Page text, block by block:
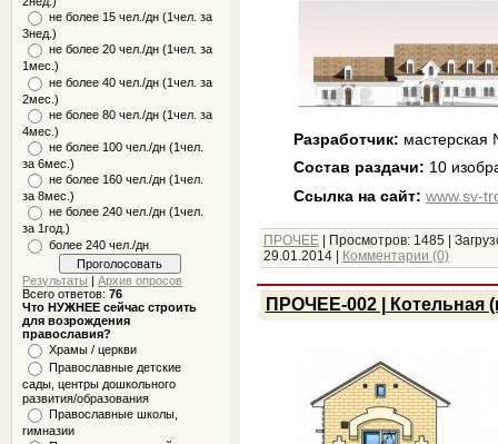
не более 15 чел./дн (1чел. за
3нед.)
не более 20 чел./дн (1чел. за
1мес.)
не более 40 чел./дн (1чел. за
2мес.)
не более 80 чел./дн (1чел. за
4мес.)
не более 100 чел./дн (1чел.
за 6мес.)
не более 160 чел./дн (1чел.
за 8мес.)
не более 240 чел./дн (1чел.
за 1год.)
более 240 чел./дн
Результаты |Архив опросов
Всего ответов:76
Что НУЖНЕЕ сейчас строить
для возрождения
православия?
Храмы / церкви
Православные детские
сады, центры дошкольного
развития/образования
Православные школы,
гимназии
Разработчик:
Состав раздачи: 10
Ссылка на сайт: www.sv-
ПРОЧЕЕ| Просмотров: 1485|
29.01.2014 | Комментарии (0)
ПРОЧЕЕ-002 | Котельная